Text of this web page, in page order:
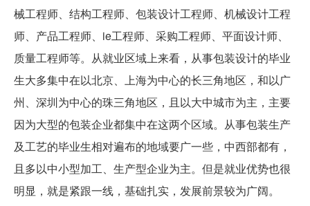
械工程师、结构工程师、包装设计工程师、机械设计工程
师、产品工程师、ie工程师、采购工程师、平面设计师、
质量工程师等。从就业区域上来看，从事包装设计的毕业
生大多集中在以北京、上海为中心的长三角地区，和以广
州、深圳为中心的珠三角地区，且以大中城市为主，主要
因为大型的包装企业都集中在这两个区域。从事包装生产
及工艺的毕业生相对遍布的地域要广一些，中西部都有，
且多以中小型加工、生产型企业为主。但是就业优势也很
明显，就是紧跟一线，基础扎实，发展前景较为广阔。